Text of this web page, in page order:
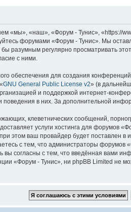
«мы», «наш», «Форум - Тунис», «https://
форумами «Форум - Тунис». Мы
разумным регулярно просматривать
с ними.
обеспечения для создания
GNU General Public License v2» (в
и поддержкой интернет-
поведения в них. За дополнительной
клеветнических сообщений,
услуги хостинга для форумов
этом ваш провайдер будет поставлен в
с тем, что администраторы
вы согласны с тем, что введённая вами
«Форум - Тунис», ни phpBB Limited не